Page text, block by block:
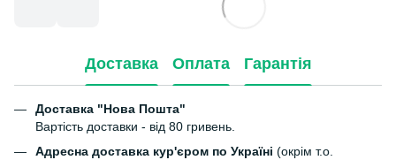
Доставка Оплата Гарантія
Доставка "Нова Пошта"
Вартість доставки - від 80 гривень.
Адресна доставка кур'єром по Україні (окрім т.о.